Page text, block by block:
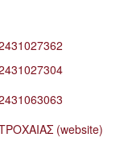
(website)